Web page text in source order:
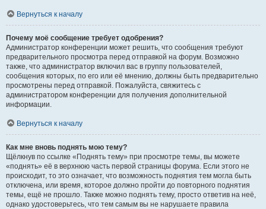
Вернуться к началу
Почему моё сообщение требует одобрения?
Администратор конференции может решить, что сообщения требуют
предварительного просмотра перед отправкой на форум. Возможно
также, что администратор включил вас в группу пользователей,
сообщения которых, по его или её мнению, должны быть предварительно
просмотрены перед отправкой. Пожалуйста, свяжитесь с
администратором конференции для получения дополнительной
информации.
Вернуться к началу
Как мне вновь поднять мою тему?
Щёлкнув по ссылке «Поднять тему» при просмотре темы, вы можете
«поднять» её в верхнюю часть первой страницы форума. Если этого не
происходит, то это означает, что возможность поднятия тем могла быть
отключена, или время, которое должно пройти до повторного поднятия
темы, ещё не прошло. Также можно поднять тему, просто ответив на неё,
однако удостоверьтесь, что тем самым вы не нарушаете правила